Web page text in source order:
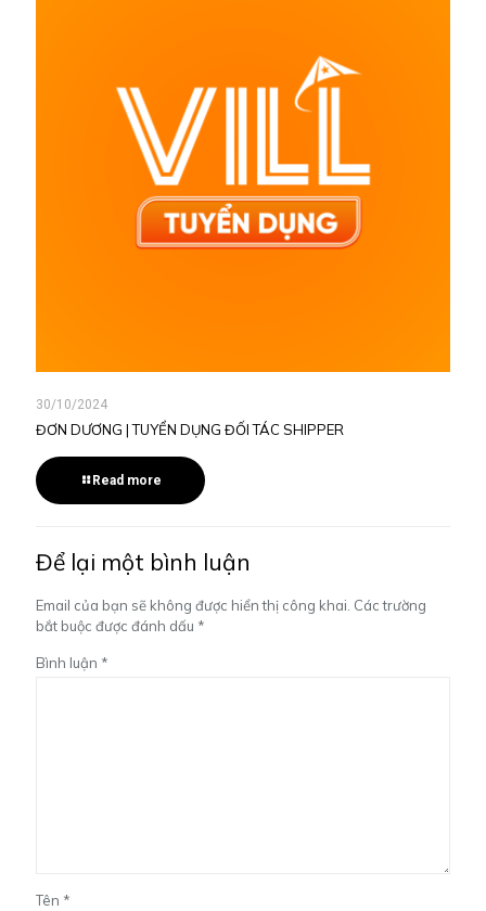
30/10/2024
ĐƠN DƯƠNG | TUYỂN DỤNG ĐỐI TÁC SHIPPER
Read more
Để lại một bình luận
Email của bạn sẽ không được hiển thị công khai. Các trường
bắt buộc được đánh dấu *
Bình luận *
Tên *